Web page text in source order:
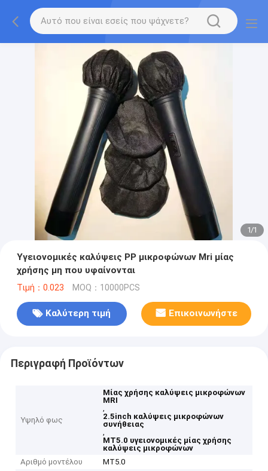
1/1
Υγειονομικές καλύψεις PP μικροφώνων Mri μίας
χρήσης μη που υφαίνονται
Τιμή：0.023 MOQ：10000PCS
Καλύτερη τιμή Επικοινωνήστε
Περιγραφή Προϊόντων
Υψηλό φως
Μίας χρήσης καλύψεις μικροφώνων
MRI
,
2.5inch καλύψεις μικροφώνων
συνήθειας
,
MT5.0 υγειονομικές μίας χρήσης
καλύψεις μικροφώνων
Αριθμό μοντέλου
MT5.0